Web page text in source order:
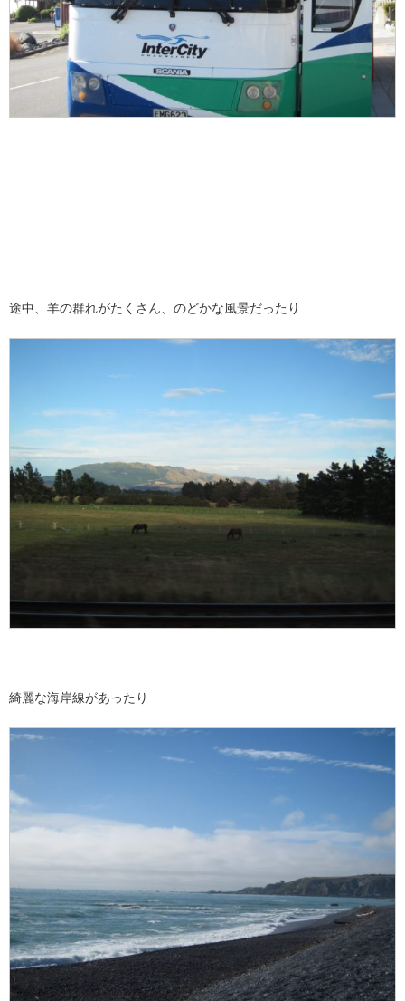
途中、羊の群れがたくさん、のどかな風景だったり
綺麗な海岸線があったり